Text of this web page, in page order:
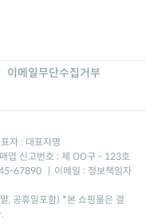
이메일무단수집거부
자 : 대표자명
업 신고번호 : 제 OO구 - 123호
67890
이메일 : 정보책임자
, 공휴일포함) *본 쇼핑몰은 결